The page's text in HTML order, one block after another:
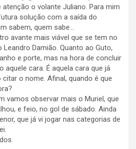
o volante Juliano. Para mim
solução com a saída do
sabem, quem sabe…
avante mais viável que se tem no
Leandro Damião. Quanto ao Guto,
e porte, mas na hora de concluir
aquele cara. É aquela cara que já
o nome. Afinal, quando é que
vamos observar mais o Muriel, que
e feio, no gol de sábado. Ainda
que já vi jogar nas categorias de